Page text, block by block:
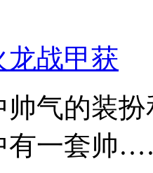
龙战甲获
的装扮
有一套帅